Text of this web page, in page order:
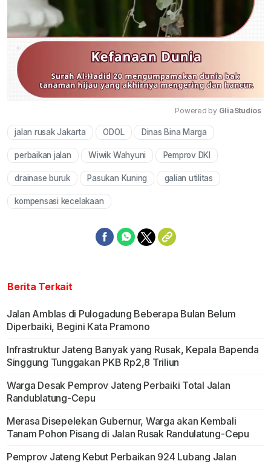
Powered by GliaStudios
jalan rusak Jakarta ODOL Dinas Bina Marga
perbaikan jalan Wiwik Wahyuni Pemprov DKI
drainase buruk Pasukan Kuning galian utilitas
kompensasi kecelakaan
Berita Terkait
Jalan Amblas di Pulogadung Beberapa Bulan Belum
Diperbaiki, Begini Kata Pramono
Infrastruktur Jateng Banyak yang Rusak, Kepala Bapenda
Singgung Tunggakan PKB Rp2,8 Triliun
Warga Desak Pemprov Jateng Perbaiki Total Jalan
Randublatung-Cepu
Merasa Disepelekan Gubernur, Warga akan Kembali
Tanam Pohon Pisang di Jalan Rusak Randulatung-Cepu
Pemprov Jateng Kebut Perbaikan 924 Lubang Jalan